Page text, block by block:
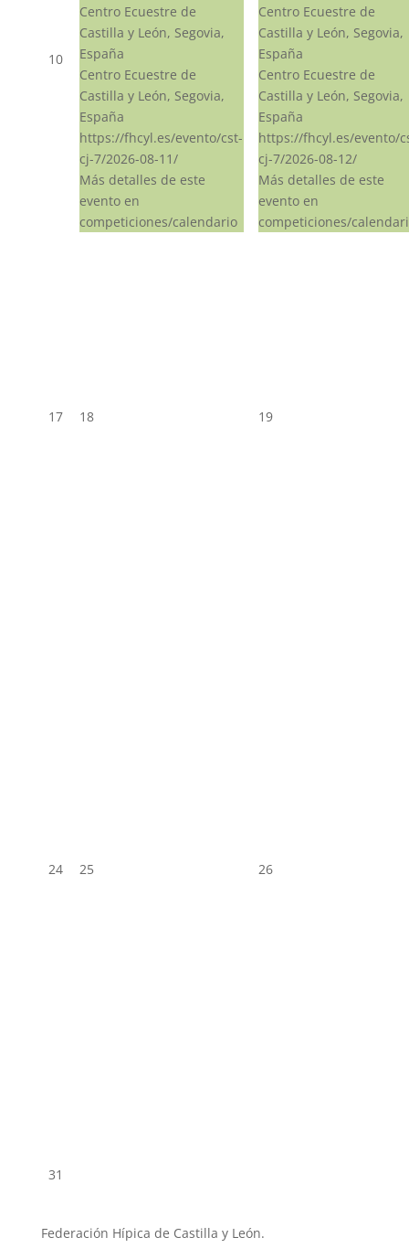
10
Centro Ecuestre de
Castilla y León, Segovia,
España
Centro Ecuestre de
Castilla y León, Segovia,
España
https://fhcyl.es/evento/cst-
cj-7/2026-08-11/
Más detalles de este
evento en
competiciones/calendario
Centro Ecuestre de
Castilla y León, Segovia,
España
Centro Ecuestre de
Castilla y León, Segovia,
España
https://fhcyl.es/evento/
cj-7/2026-08-12/
Más detalles de este
evento en
competiciones/
17 18 19
24 25 26
31
Federación Hípica de Castilla y León.